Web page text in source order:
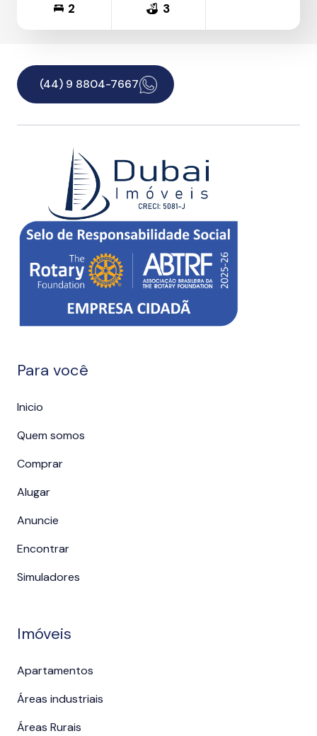
2 3
(44) 9 8804-7667
Para você
Inicio
Quem somos
Comprar
Alugar
Anuncie
Encontrar
Simuladores
Imóveis
Apartamentos
Áreas industriais
Áreas Rurais